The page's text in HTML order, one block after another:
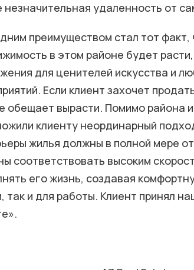
незначительная удаленность от
преимуществом стал тот
в этом районе будет
для ценителей искусства и
Если клиент захочет
обещает вырасти. Помимо района
клиенту неординарный
жилья должны в полной мере
соответствовать высоким
его жизнь, создавая
так и для работы. Клиент принял